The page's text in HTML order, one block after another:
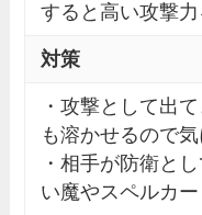
すると高い攻撃
対策
・攻撃として出
も溶かせるので
・相手が防衛と
い魔やスペルカ